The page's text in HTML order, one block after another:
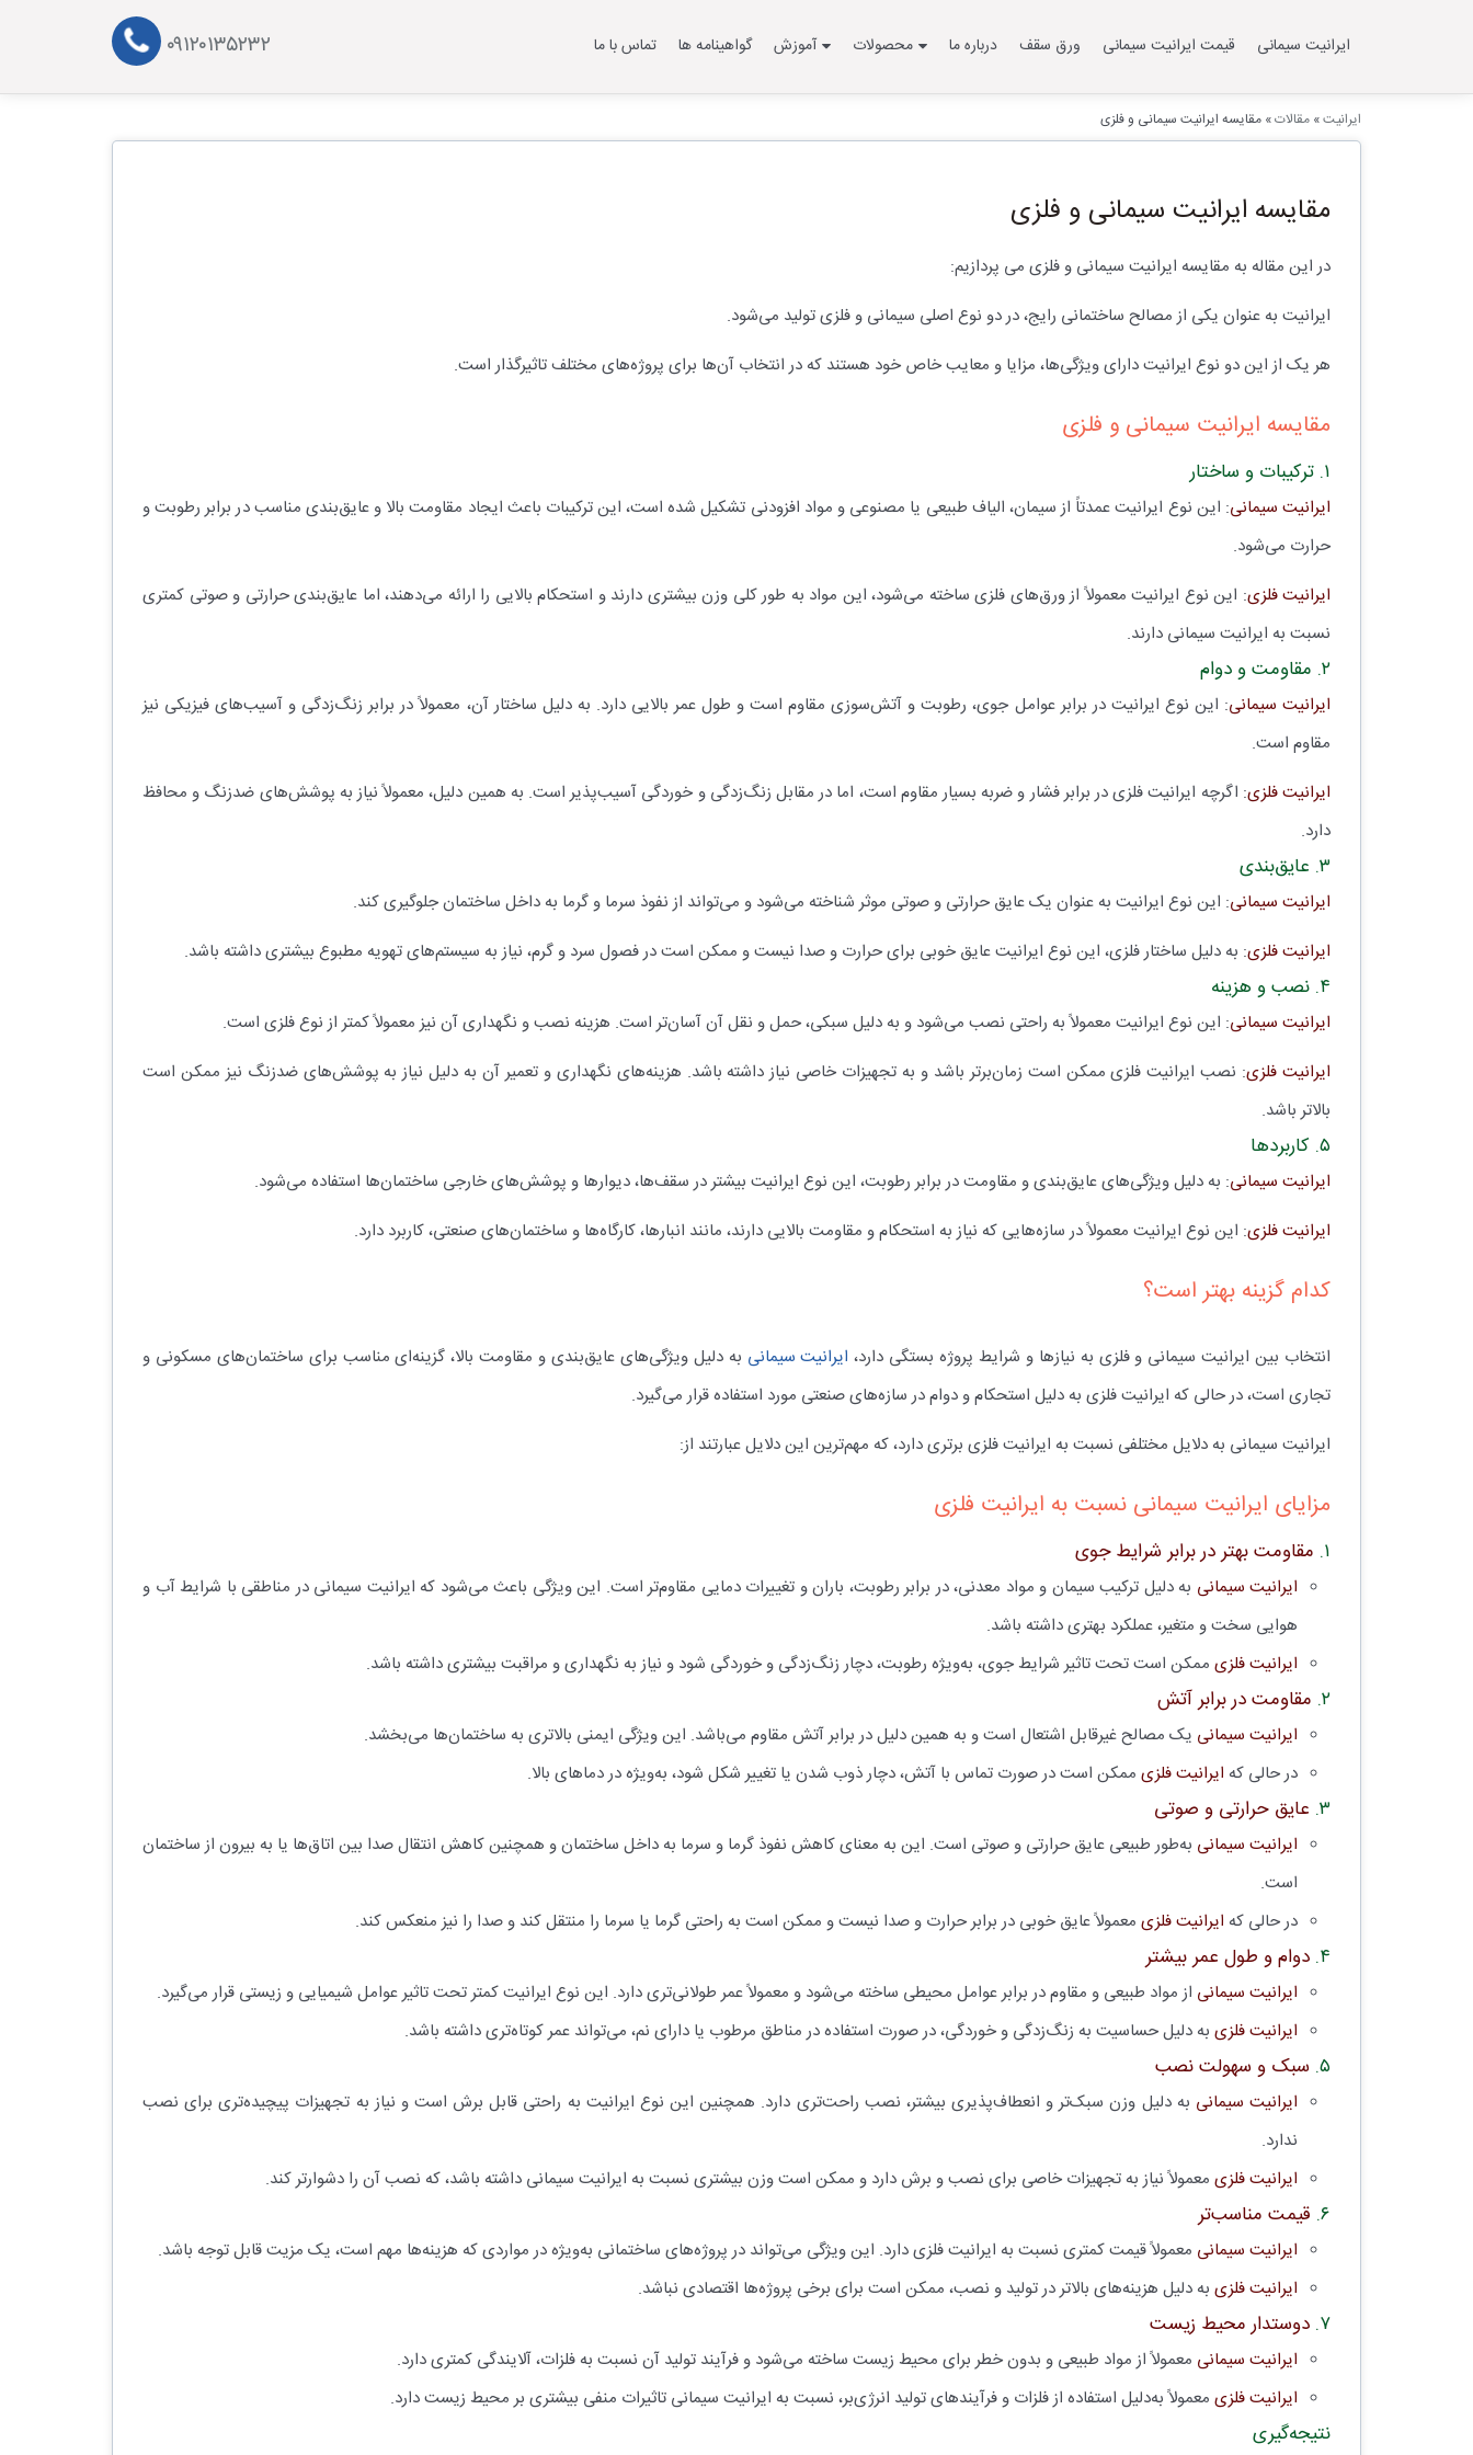
ایرانیت سیمانی قیمت ایرانیت سیمانی ورق سقف درباره ما محصولات آموزش گواهینامه ها تماس با ما ۰۹۱۲۰۱۳۵۲۳۲
ایرانیت» مقالات» مقایسه ایرانیت سیمانی و فلزی
مقایسه ایرانیت سیمانی و فلزی
در این مقاله به مقایسه ایرانیت سیمانی و فلزی می پردازیم:
ایرانیت به عنوان یکی از مصالح ساختمانی رایج، در دو نوع اصلی سیمانی و فلزی تولید می‌شود.
هر یک از این دو نوع ایرانیت دارای ویژگی‌ها، مزایا و معایب خاص خود هستند که در انتخاب آن‌ها برای پروژه‌های مختلف تاثیرگذار است.
مقایسه ایرانیت سیمانی و فلزی
۱. ترکیبات و ساختار
ایرانیت سیمانی: این نوع ایرانیت عمدتاً از سیمان، الیاف طبیعی یا مصنوعی و مواد افزودنی تشکیل شده است، این ترکیبات باعث ایجاد مقاومت بالا و عایق‌بندی مناسب در برابر رطوبت و
حرارت می‌شود.
ایرانیت فلزی: این نوع ایرانیت معمولاً از ورق‌های فلزی ساخته می‌شود، این مواد به طور کلی وزن بیشتری دارند و استحکام بالایی را ارائه می‌دهند، اما عایق‌بندی حرارتی و صوتی کمتری
نسبت به ایرانیت سیمانی دارند.
۲. مقاومت و دوام
ایرانیت سیمانی: این نوع ایرانیت در برابر عوامل جوی، رطوبت و آتش‌سوزی مقاوم است و طول عمر بالایی دارد. به دلیل ساختار آن، معمولاً در برابر زنگ‌زدگی و آسیب‌های فیزیکی نیز
مقاوم است.
ایرانیت فلزی: اگرچه ایرانیت فلزی در برابر فشار و ضربه بسیار مقاوم است، اما در مقابل زنگ‌زدگی و خوردگی آسیب‌پذیر است. به همین دلیل، معمولاً نیاز به پوشش‌های ضدزنگ و محافظ
دارد.
۳. عایق‌بندی
ایرانیت سیمانی: این نوع ایرانیت به عنوان یک عایق حرارتی و صوتی موثر شناخته می‌شود و می‌تواند از نفوذ سرما و گرما به داخل ساختمان جلوگیری کند.
ایرانیت فلزی: به دلیل ساختار فلزی، این نوع ایرانیت عایق خوبی برای حرارت و صدا نیست و ممکن است در فصول سرد و گرم، نیاز به سیستم‌های تهویه مطبوع بیشتری داشته باشد.
۴. نصب و هزینه
ایرانیت سیمانی: این نوع ایرانیت معمولاً به راحتی نصب می‌شود و به دلیل سبکی، حمل و نقل آن آسان‌تر است. هزینه نصب و نگهداری آن نیز معمولاً کمتر از نوع فلزی است.
ایرانیت فلزی: نصب ایرانیت فلزی ممکن است زمان‌برتر باشد و به تجهیزات خاصی نیاز داشته باشد. هزینه‌های نگهداری و تعمیر آن به دلیل نیاز به پوشش‌های ضدزنگ نیز ممکن است
بالاتر باشد.
۵. کاربردها
ایرانیت سیمانی: به دلیل ویژگی‌های عایق‌بندی و مقاومت در برابر رطوبت، این نوع ایرانیت بیشتر در سقف‌ها، دیوارها و پوشش‌های خارجی ساختمان‌ها استفاده می‌شود.
ایرانیت فلزی: این نوع ایرانیت معمولاً در سازه‌هایی که نیاز به استحکام و مقاومت بالایی دارند، مانند انبارها، کارگاه‌ها و ساختمان‌های صنعتی، کاربرد دارد.
کدام گزینه بهتر است؟
انتخاب بین ایرانیت سیمانی و فلزی به نیازها و شرایط پروژه بستگی دارد، ایرانیت سیمانی به دلیل ویژگی‌های عایق‌بندی و مقاومت بالا، گزینه‌ای مناسب برای ساختمان‌های مسکونی و
تجاری است، در حالی که ایرانیت فلزی به دلیل استحکام و دوام در سازه‌های صنعتی مورد استفاده قرار می‌گیرد.
ایرانیت سیمانی به دلایل مختلفی نسبت به ایرانیت فلزی برتری دارد، که مهم‌ترین این دلایل عبارتند از:
مزایای ایرانیت سیمانی نسبت به ایرانیت فلزی
۱. مقاومت بهتر در برابر شرایط جوی
ایرانیت سیمانی به دلیل ترکیب سیمان و مواد معدنی، در برابر رطوبت، باران و تغییرات دمایی مقاوم‌تر است. این ویژگی باعث می‌شود که ایرانیت سیمانی در مناطقی با شرایط آب و
هوایی سخت و متغیر، عملکرد بهتری داشته باشد.
ایرانیت فلزی ممکن است تحت تاثیر شرایط جوی، به‌ویژه رطوبت، دچار زنگ‌زدگی و خوردگی شود و نیاز به نگهداری و مراقبت بیشتری داشته باشد.
۲. مقاومت در برابر آتش
ایرانیت سیمانی یک مصالح غیرقابل اشتعال است و به همین دلیل در برابر آتش مقاوم می‌باشد. این ویژگی ایمنی بالاتری به ساختمان‌ها می‌بخشد.
در حالی که ایرانیت فلزی ممکن است در صورت تماس با آتش، دچار ذوب شدن یا تغییر شکل شود، به‌ویژه در دماهای بالا.
۳. عایق حرارتی و صوتی
ایرانیت سیمانی به‌طور طبیعی عایق حرارتی و صوتی است. این به معنای کاهش نفوذ گرما و سرما به داخل ساختمان و همچنین کاهش انتقال صدا بین اتاق‌ها یا به بیرون از ساختمان
است.
در حالی که ایرانیت فلزی معمولاً عایق خوبی در برابر حرارت و صدا نیست و ممکن است به راحتی گرما یا سرما را منتقل کند و صدا را نیز منعکس کند.
۴. دوام و طول عمر بیشتر
ایرانیت سیمانی از مواد طبیعی و مقاوم در برابر عوامل محیطی ساخته می‌شود و معمولاً عمر طولانی‌تری دارد. این نوع ایرانیت کمتر تحت تاثیر عوامل شیمیایی و زیستی قرار می‌گیرد.
ایرانیت فلزی به دلیل حساسیت به زنگ‌زدگی و خوردگی، در صورت استفاده در مناطق مرطوب یا دارای نم، می‌تواند عمر کوتاه‌تری داشته باشد.
۵. سبک و سهولت نصب
ایرانیت سیمانی به دلیل وزن سبک‌تر و انعطاف‌پذیری بیشتر، نصب راحت‌تری دارد. همچنین این نوع ایرانیت به راحتی قابل برش است و نیاز به تجهیزات پیچیده‌تری برای نصب
ندارد.
ایرانیت فلزی معمولاً نیاز به تجهیزات خاصی برای نصب و برش دارد و ممکن است وزن بیشتری نسبت به ایرانیت سیمانی داشته باشد، که نصب آن را دشوارتر کند.
۶. قیمت مناسب‌تر
ایرانیت سیمانی معمولاً قیمت کمتری نسبت به ایرانیت فلزی دارد. این ویژگی می‌تواند در پروژه‌های ساختمانی به‌ویژه در مواردی که هزینه‌ها مهم است، یک مزیت قابل توجه باشد.
ایرانیت فلزی به دلیل هزینه‌های بالاتر در تولید و نصب، ممکن است برای برخی پروژه‌ها اقتصادی نباشد.
۷. دوستدار محیط زیست
ایرانیت سیمانی معمولاً از مواد طبیعی و بدون خطر برای محیط زیست ساخته می‌شود و فرآیند تولید آن نسبت به فلزات، آلایندگی کمتری دارد.
ایرانیت فلزی معمولاً به‌دلیل استفاده از فلزات و فرآیندهای تولید انرژی‌بر، نسبت به ایرانیت سیمانی تاثیرات منفی بیشتری بر محیط زیست دارد.
نتیجه‌گیری